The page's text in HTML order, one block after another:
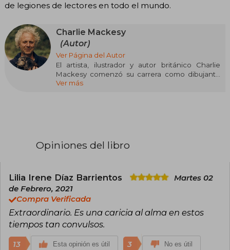
de legiones de lectores en todo el mundo.
Charlie Mackesy
(Autor)
Ver Página del Autor
El artista, ilustrador y autor británico Charlie
Mackesy comenzó su carrera como dibujante
de The Spectator, antes de convertirse en
Ver más
Opiniones del libro
Lilia Irene Díaz Barrientos
Martes 02
de Febrero, 2021
Compra Verificada
Extraordinario. Es una caricia al alma en estos
tiempos tan convulsos.
13 Esta opinión es útil 3 No es útil